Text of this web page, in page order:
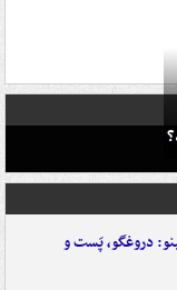
دروغگو، پَست‌ و